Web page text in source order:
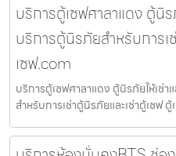
บริการตู้เซฟศาลาแดง ตู้นิร
บริการตู้นิรภัยสำหรับการเ
เซฟ.com
บริการตู้เซฟศาลาแดง ตู้นิรภัยให้เช่า
สำหรับการเช่าตู้นิรภัยและเช่าตู้เซฟ